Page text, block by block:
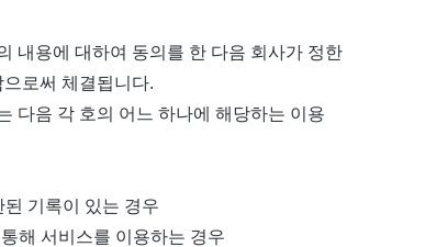
내용에 대하여 동의를 한 다음 회사가 정한
로써 체결됩니다.
다음 각 호의 어느 하나에 해당하는 이용
기록이 있는 경우
해 서비스를 이용하는 경우